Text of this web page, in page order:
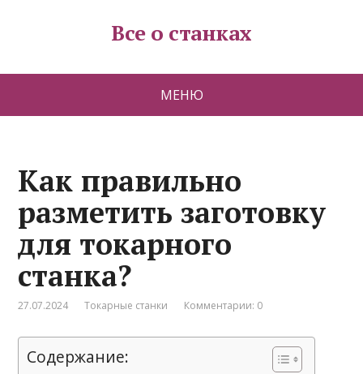
Все о станках
МЕНЮ
Как правильно
разметить заготовку
для токарного
станка?
27.07.2024 Токарные станки Комментарии: 0
Содержание: